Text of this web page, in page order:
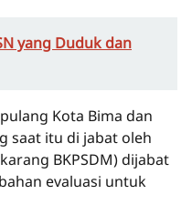
yang Duduk dan
Kota Bima dan
saat itu di jabat oleh
BKPSDM) dijabat
evaluasi untuk